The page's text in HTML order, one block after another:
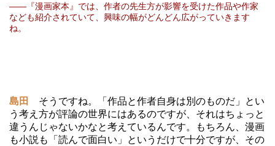
――『漫画家本』では、作者の先生方が影響を受けた作品や作家
なども紹介されていて、興味の幅がどんどん広がっていきます
ね。
島田 そうですね。「作品と作者自身は別のものだ」とい
う考え方が評論の世界にはあるのですが、それはちょっと
違うんじゃないかなと考えているんです。もちろん、漫画
も小説も「読んで面白い」というだけで十分ですが、その